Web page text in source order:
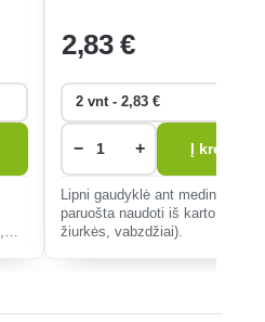
2,83 €
− + Į krepšelį
Lipni gaudyklė ant medinio
paruošta naudoti iš karto (pelės,
žiurkės, vabzdžiai).